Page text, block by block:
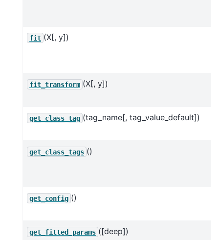
fit (X[, y])
fit_transform (X[, y])
get_class_tag (tag_name[, tag_value_default])
get_class_tags ()
get_config ()
get_fitted_params ([deep])